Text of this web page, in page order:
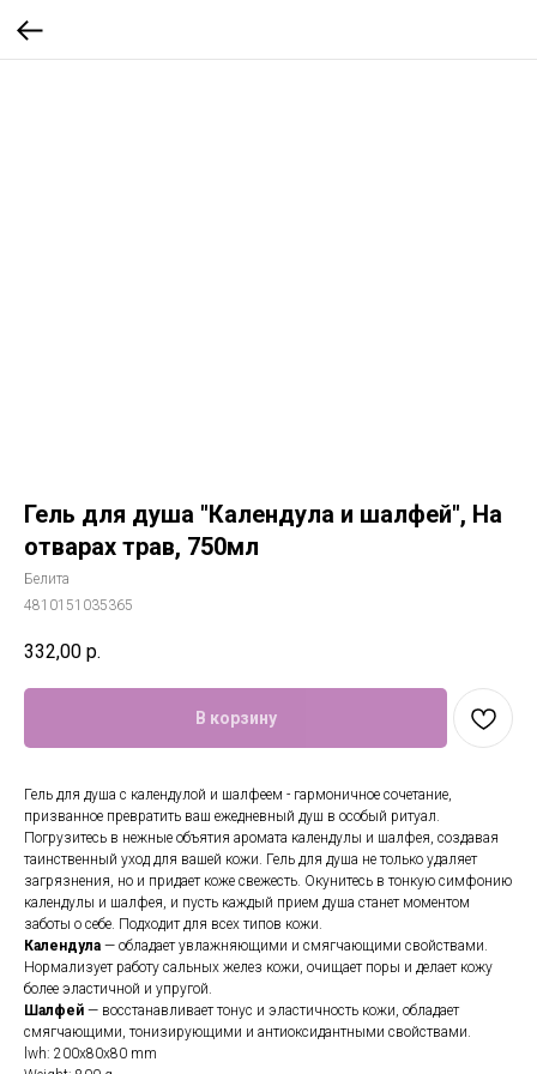
Гель для душа "Календула и шалфей", На
отварах трав, 750мл
Белита
4810151035365
332,00 р.
В корзину
Гель для душа с календулой и шалфеем - гармоничное сочетание,
призванное превратить ваш ежедневный душ в особый ритуал.
Погрузитесь в нежные объятия аромата календулы и шалфея, создавая
таинственный уход для вашей кожи. Гель для душа не только удаляет
загрязнения, но и придает коже свежесть. Окунитесь в тонкую симфонию
календулы и шалфея, и пусть каждый прием душа станет моментом
заботы о себе. Подходит для всех типов кожи.
Календула — обладает увлажняющими и смягчающими свойствами.
Нормализует работу сальных желез кожи, очищает поры и делает кожу
более эластичной и упругой.
Шалфей — восстанавливает тонус и эластичность кожи, обладает
смягчающими, тонизирующими и антиоксидантными свойствами.
lwh: 200x80x80 mm